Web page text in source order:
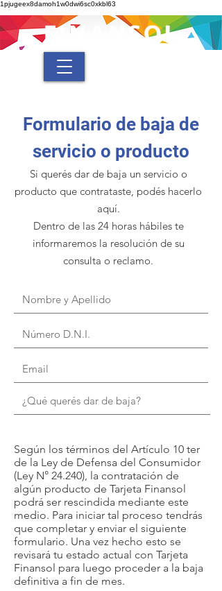
1pjugeex8damoh1w0dwi6sc0xkbl63
Formulario de baja de
servicio o producto
Si querés dar de baja un servicio o
producto que contrataste, podés hacerlo
aquí.
Dentro de las 24 horas hábiles te
informaremos la resolución de su
consulta o reclamo.
Según los términos del Artículo 10 ter
de la Ley de Defensa del Consumidor
(Ley N° 24.240), la contratación de
algún producto de Tarjeta Finansol
podrá ser rescindida mediante este
medio. Para iniciar tal proceso tendrás
que completar y enviar el siguiente
formulario. Una vez hecho esto se
revisará tu estado actual con Tarjeta
Finansol para luego proceder a la baja
definitiva a fin de mes.